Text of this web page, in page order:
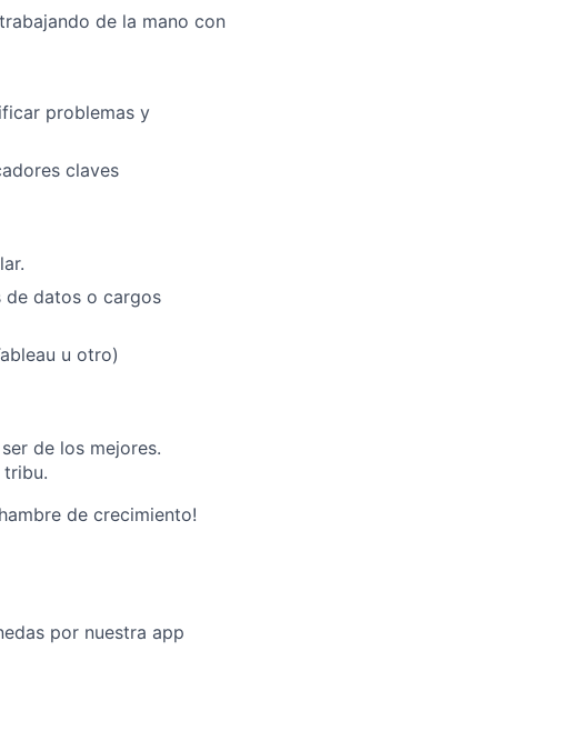
de la mano con
problemas y
claves
de datos o cargos
u otro)
de los mejores.
de crecimiento!
por nuestra app